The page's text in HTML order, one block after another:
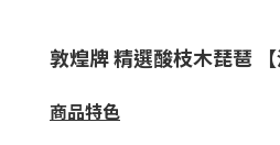
敦煌牌精選酸枝木琵琶 【
商品特色